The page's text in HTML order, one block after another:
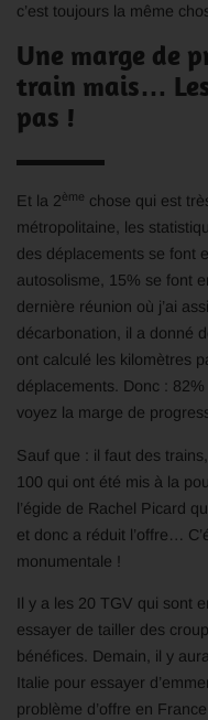
c’est toujours la même
Une marge de
train mais…
pas !
Et la 2ème chose qui est
métropolitaine, les
des déplacements se font
autosolisme, 15% se font
dernière réunion où j’ai
décarbonation, il a donné
ont calculé les kilomètres
déplacements. Donc :
voyez la marge de
Sauf que : il faut des
100 qui ont été mis à la
l’égide de Rachel Picard
et donc a réduit l’offre…
monumentale !
Il y a les 20 TGV qui sont
essayer de tailler des
bénéfices. Demain, il y
Italie pour essayer
problème d’offre en